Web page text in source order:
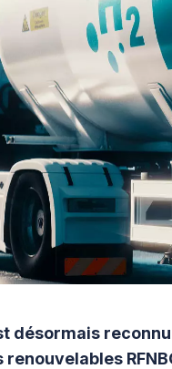
désormais